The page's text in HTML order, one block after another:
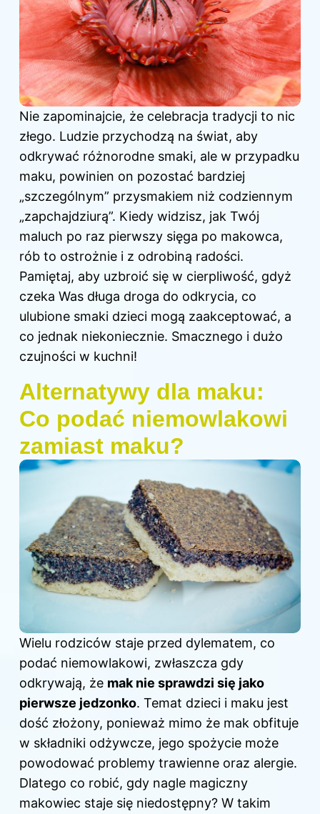
Nie zapominajcie, że celebracja tradycji to nic
złego. Ludzie przychodzą na świat, aby
odkrywać różnorodne smaki, ale w przypadku
maku, powinien on pozostać bardziej
„szczególnym” przysmakiem niż codziennym
„zapchajdziurą”. Kiedy widzisz, jak Twój
maluch po raz pierwszy sięga po makowca,
rób to ostrożnie i z odrobiną radości.
Pamiętaj, aby uzbroić się w cierpliwość, gdyż
czeka Was długa droga do odkrycia, co
ulubione smaki dzieci mogą zaakceptować, a
co jednak niekoniecznie. Smacznego i dużo
czujności w kuchni!
Alternatywy dla maku:
Co podać niemowlakowi
zamiast maku?
Wielu rodziców staje przed dylematem, co
podać niemowlakowi, zwłaszcza gdy
odkrywają, że mak nie sprawdzi się jako
pierwsze jedzonko. Temat dzieci i maku jest
dość złożony, ponieważ mimo że mak obfituje
w składniki odżywcze, jego spożycie może
powodować problemy trawienne oraz alergie.
Dlatego co robić, gdy nagle magiczny
makowiec staje się niedostępny? W takim